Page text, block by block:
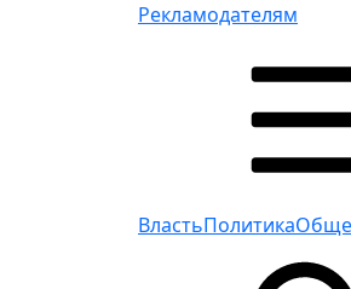
Рекламодателям
ВластьПолитика